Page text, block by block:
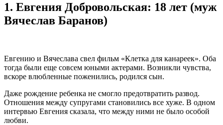
1. Евгения Добровольская: 18 лет (муж
Вячеслав Баранов)
Евгению и Вячеслава свел фильм «Клетка для канареек». Оба
тогда были еще совсем юными актерами. Возникли чувства,
вскоре влюбленные поженились, родился сын.
Даже рождение ребенка не смогло предотвратить развод.
Отношения между супругами становились все хуже. В одном
интервью Евгения сказала, что между ними не было особой
любви.